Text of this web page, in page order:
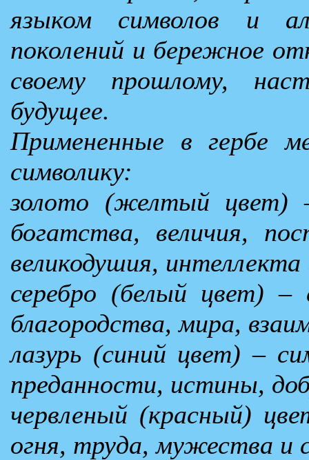
языком символов и
поколений и бережное
своему прошлому,
будущее.
Примененные в гербе
символику:
золото (желтый цвет)
богатства, величия,
великодушия, интеллекта
серебро (белый цвет)
благородства, мира,
лазурь (синий цвет) –
преданности, истины,
червленый (красный)
огня, труда, мужества и